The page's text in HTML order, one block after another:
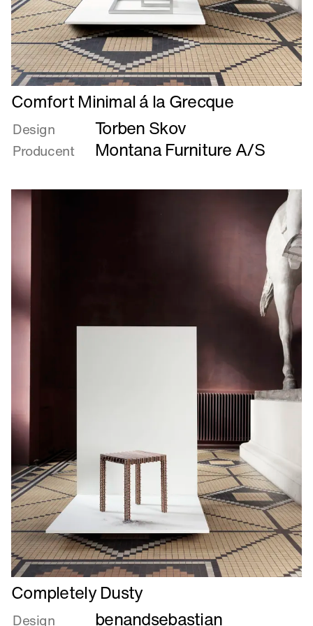
Læs
mere
om
Comfort
Minimal
la
Grecque
Comfort Minimal á la Grecque
Design Torben Skov
Producent Montana Furniture A/S
Læs
mere
om
Completely Dusty
Design benandsebastian